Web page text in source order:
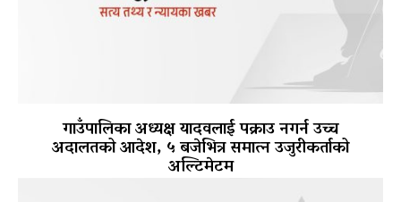
गाउँपालिका अध्यक्ष यादवलाई पक्राउ नगर्न उच्च
अदालतको आदेश, ५ बजेभित्र समात्न उजुरीकर्ताको
अल्टिमेटम